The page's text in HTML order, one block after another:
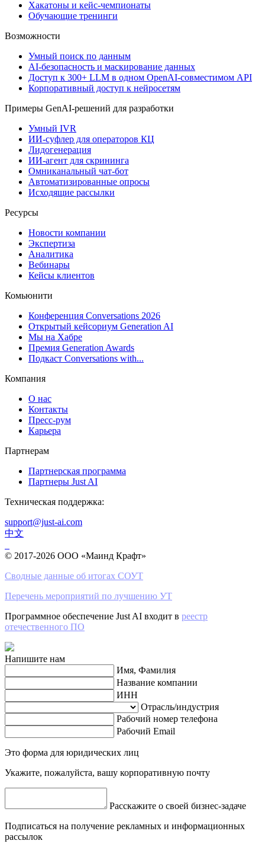
Хакатоны и кейс-чемпионаты
Обучающие тренинги
Возможности
Умный поиск по данным
AI-безопасность и маскирование данных
Доступ к 300+ LLM в одном OpenAI-совместимом API
Корпоративный доступ к нейросетям
Примеры GenAI-решений для разработки
Умный IVR
ИИ-суфлер для операторов КЦ
Лидогенерация
ИИ-агент для скрининга
Омниканальный чат-бот
Автоматизированные опросы
Исходящие рассылки
Ресурсы
Новости компании
Экспертиза
Аналитика
Вебинары
Кейсы клиентов
Комьюнити
Конференция Conversations 2026
Открытый кейсориум Generation AI
Мы на Хабре
Премия Generation Awards
Подкаст Conversations with...
Компания
О нас
Контакты
Пресс-рум
Карьера
Партнерам
Партнерская программа
Партнеры Just AI
Техническая поддержка:
support@just-ai.com
中文
© 2017-2026 ООО «Маинд Крафт»
Сводные данные об итогах СОУТ
Перечень мероприятий по лучшению УТ
Программное обеспечение Just AI входит в реестр
отечественного ПО
Напишите нам
Имя, Фамилия
Название компании
ИНН
Отрасль/индустрия
Рабочий номер телефона
Рабочий Email
Это форма для юридических лиц
Укажите, пожалуйста, вашу корпоративную почту
Расскажите о своей бизнес-задаче
Подписаться на получение рекламных и информационных
рассылок